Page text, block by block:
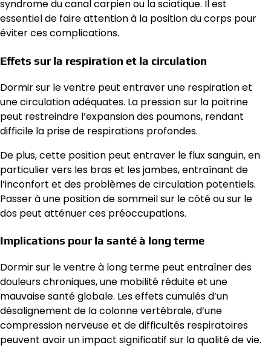
syndrome du canal carpien ou la sciatique. Il est
essentiel de faire attention à la position du corps pour
éviter ces complications.
Effets sur la respiration et la circulation
Dormir sur le ventre peut entraver une respiration et
une circulation adéquates. La pression sur la poitrine
peut restreindre l’expansion des poumons, rendant
difficile la prise de respirations profondes.
De plus, cette position peut entraver le flux sanguin, en
particulier vers les bras et les jambes, entraînant de
l’inconfort et des problèmes de circulation potentiels.
Passer à une position de sommeil sur le côté ou sur le
dos peut atténuer ces préoccupations.
Implications pour la santé à long terme
Dormir sur le ventre à long terme peut entraîner des
douleurs chroniques, une mobilité réduite et une
mauvaise santé globale. Les effets cumulés d’un
désalignement de la colonne vertébrale, d’une
compression nerveuse et de difficultés respiratoires
peuvent avoir un impact significatif sur la qualité de vie.